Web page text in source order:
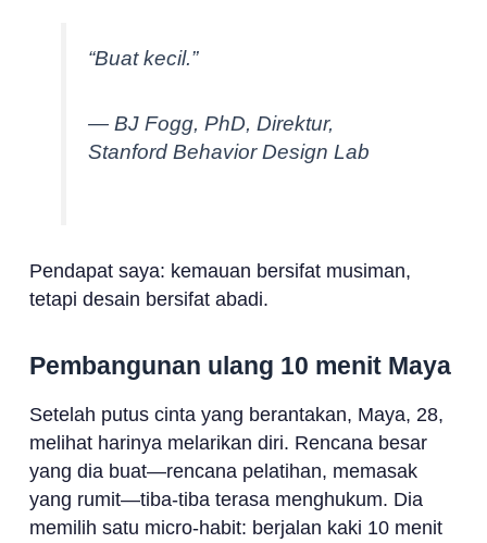
“Buat kecil.”
— BJ Fogg, PhD, Direktur,
Stanford Behavior Design Lab
Pendapat saya: kemauan bersifat musiman,
tetapi desain bersifat abadi.
Pembangunan ulang 10 menit Maya
Setelah putus cinta yang berantakan, Maya, 28,
melihat harinya melarikan diri. Rencana besar
yang dia buat—rencana pelatihan, memasak
yang rumit—tiba-tiba terasa menghukum. Dia
memilih satu micro-habit: berjalan kaki 10 menit